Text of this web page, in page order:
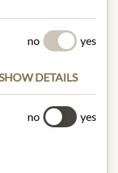
539 kcal
no yes
SHOW DETAILS
no yes